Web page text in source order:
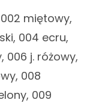
miętowy,
004 ecru,
006 j. różowy,
008
009